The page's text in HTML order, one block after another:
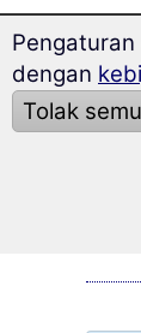
dengan
Tolak